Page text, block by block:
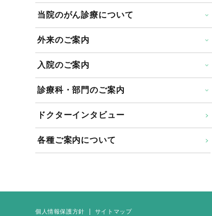
当院のがん診療について
外来のご案内
入院のご案内
診療科・部門のご案内
ドクターインタビュー
各種ご案内について
個人情報保護方針 サイトマップ